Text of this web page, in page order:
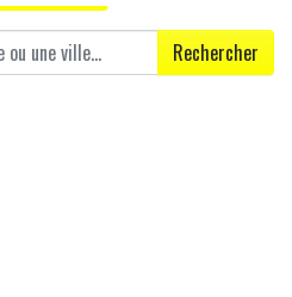
Rechercher